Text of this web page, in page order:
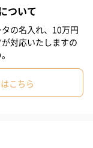
ノトリは、
の象徴の鳥とされ
れ、その品質から
ついて
の名入れ、10万円
対応いたしますの
こちら